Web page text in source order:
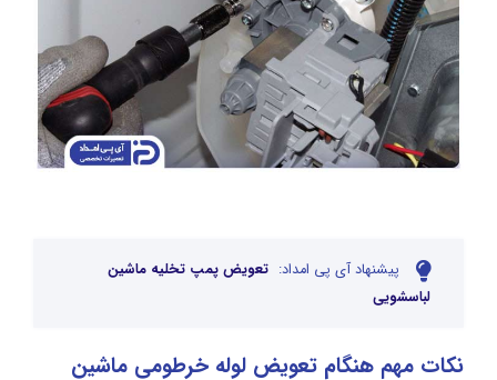
پیشنهاد آی پی امداد: تعویض پمپ تخلیه ماشین
لباسشویی
نکات مهم هنگام تعویض لوله خرطومی ماشین